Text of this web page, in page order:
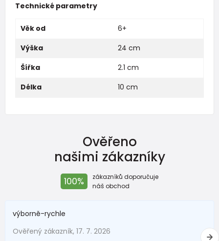
Technické parametry
Věk od
6+
Výška
24 cm
Šířka
2.1 cm
Délka
10 cm
Ověřeno
našimi zákazníky
100%
zákazníků doporučuje
náš obchod
výborně-rychle
Ověřený zákazník, 17. 7. 2026